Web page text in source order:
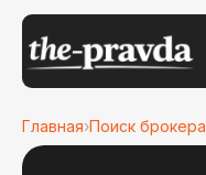
Главная›Поиск брокера